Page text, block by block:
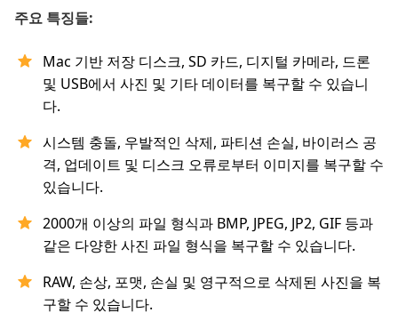
주요 특징들:
Mac 기반 저장 디스크, SD 카드, 디지털 카메라, 드론
및 USB에서 사진 및 기타 데이터를 복구할 수 있습니
다.
시스템 충돌, 우발적인 삭제, 파티션 손실, 바이러스 공
격, 업데이트 및 디스크 오류로부터 이미지를 복구할 수
있습니다.
2000개 이상의 파일 형식과 BMP, JPEG, JP2, GIF 등과
같은 다양한 사진 파일 형식을 복구할 수 있습니다.
RAW, 손상, 포맷, 손실 및 영구적으로 삭제된 사진을 복
구할 수 있습니다.